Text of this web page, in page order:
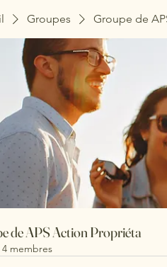
Groupes Groupe de
de APS Action Propriéta
4 membres